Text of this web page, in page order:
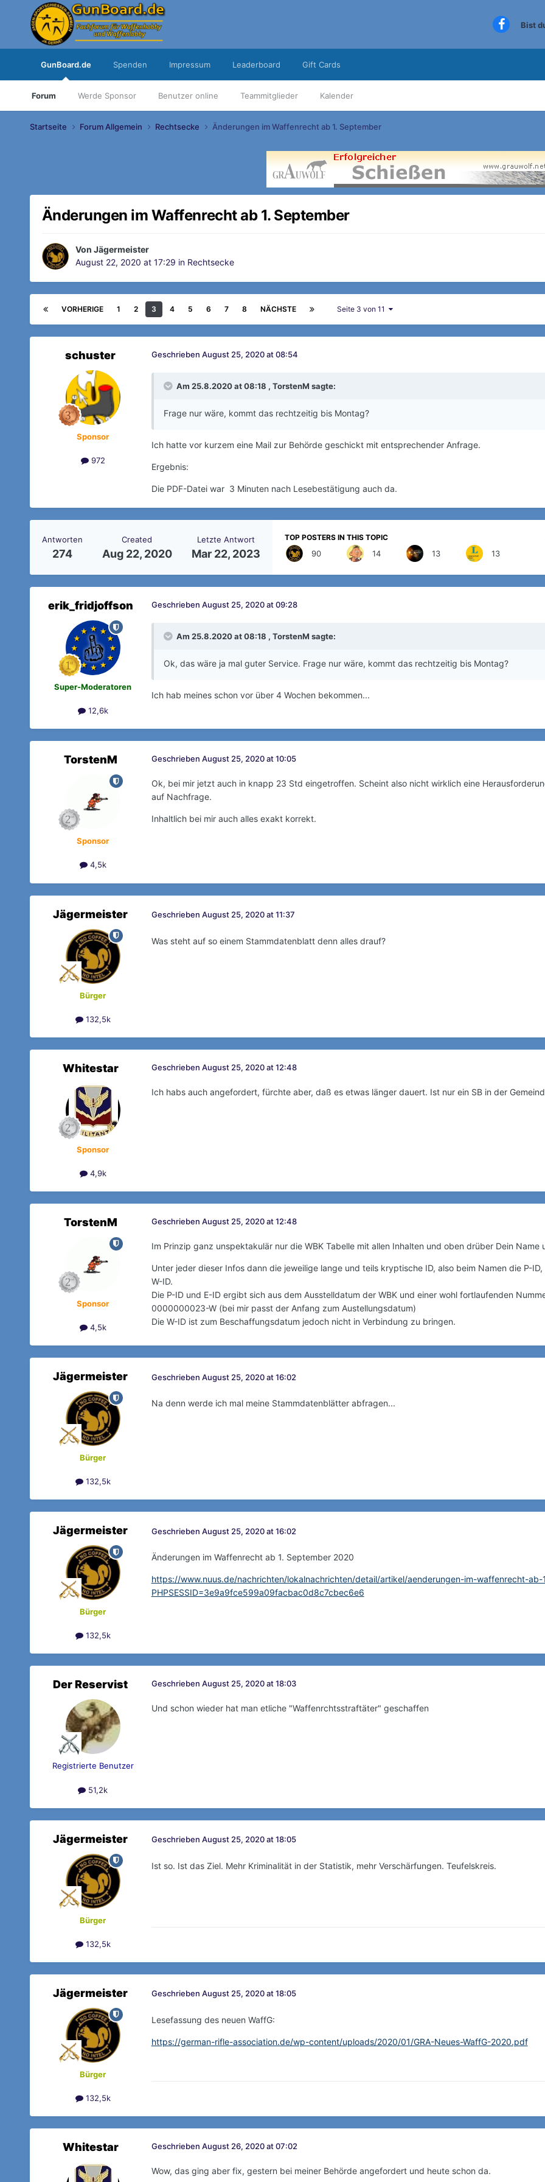
Bist
GunBoard.de
Forum Werde Sponsor Benutzer online Teammitglieder Kalender
Spenden Impressum Leaderboard Gift Cards
Startseite Forum Allgemein Rechtsecke Änderungen im Waffenrecht ab 1. September
Änderungen im Waffenrecht ab 1. September
Von Jägermeister
August 22, 2020 at 17:29 in Rechtsecke
VORHERIGE 1 2 3 4 5 6 7 8 NÄCHSTE Seite 3 von 11
schuster
Sponsor
972
Geschrieben August 25, 2020 at 08:54
Am 25.8.2020 at 08:18 , TorstenM sagte:
Frage nur wäre, kommt das rechtzeitig bis Montag?
Ich hatte vor kurzem eine Mail zur Behörde geschickt mit entsprechender Anfrage.
Ergebnis:
Die PDF-Datei war 3 Minuten nach Lesebestätigung auch da.
Antworten
274
Created
Aug 22, 2020
Letzte Antwort
Mar 22, 2023
TOP POSTERS IN THIS TOPIC
90 14 13 13
erik_fridjoffson
Super-Moderatoren
12,6k
Geschrieben August 25, 2020 at 09:28
Am 25.8.2020 at 08:18 , TorstenM sagte:
Ok, das wäre ja mal guter Service. Frage nur wäre, kommt das rechtzeitig bis Montag?
Ich hab meines schon vor über 4 Wochen bekommen...
TorstenM
Sponsor
4,5k
Geschrieben August 25, 2020 at 10:05
Ok, bei mir jetzt auch in knapp 23 Std eingetroffen. Scheint also nicht wirklich eine
auf Nachfrage.
Inhaltlich bei mir auch alles exakt korrekt.
Jägermeister
Bürger
132,5k
Geschrieben August 25, 2020 at 11:37
Was steht auf so einem Stammdatenblatt denn alles drauf?
Whitestar
Sponsor
4,9k
Geschrieben August 25, 2020 at 12:48
Ich habs auch angefordert, fürchte aber, daß es etwas länger dauert. Ist nur ein SB in der
TorstenM
Sponsor
4,5k
Geschrieben August 25, 2020 at 12:48
Im Prinzip ganz unspektakulär nur die WBK Tabelle mit allen Inhalten und oben drüber Dein
Unter jeder dieser Infos dann die jeweilige lange und teils kryptische ID, also beim Namen die P-
W-ID.
Die P-ID und E-ID ergibt sich aus dem Ausstelldatum der WBK und einer wohl fortlaufenden
0000000023-W (bei mir passt der Anfang zum Austellungsdatum)
Die W-ID ist zum Beschaffungsdatum jedoch nicht in Verbindung zu bringen.
Jägermeister
Bürger
132,5k
Geschrieben August 25, 2020 at 16:02
Na denn werde ich mal meine Stammdatenblätter abfragen...
Jägermeister
Bürger
132,5k
Geschrieben August 25, 2020 at 16:02
Änderungen im Waffenrecht ab 1. September 2020
https://www.nuus.de/nachrichten/lokalnachrichten/detail/artikel/aenderungen-im-waffenrecht-
PHPSESSID=3e9a9fce599a09facbac0d8c7cbec6e6
Der Reservist
Registrierte Benutzer
51,2k
Geschrieben August 25, 2020 at 18:03
Und schon wieder hat man etliche "Waffenrchtsstraftäter" geschaffen
Jägermeister
Bürger
132,5k
Geschrieben August 25, 2020 at 18:05
Ist so. Ist das Ziel. Mehr Kriminalität in der Statistik, mehr Verschärfungen. Teufelskreis.
Jägermeister
Bürger
132,5k
Geschrieben August 25, 2020 at 18:05
Lesefassung des neuen WaffG:
https://german-rifle-association.de/wp-content/uploads/2020/01/GRA-Neues-WaffG-2020.pdf
Whitestar Geschrieben August 26, 2020 at 07:02
Wow, das ging aber fix, gestern bei meiner Behörde angefordert und heute schon da.